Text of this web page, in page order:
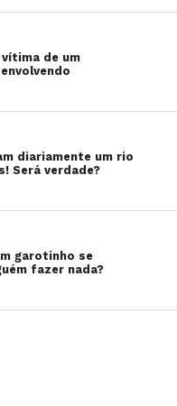
de um
diariamente um rio
Será verdade?
garotinho se
fazer nada?